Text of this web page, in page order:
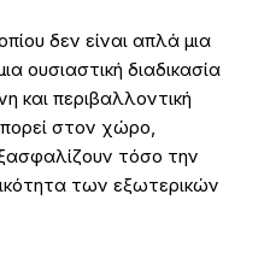
δεν είναι απλά μια
ουσιαστική διαδικασία
και περιβαλλοντική
στον χώρο,
τόσο την
των εξωτερικών